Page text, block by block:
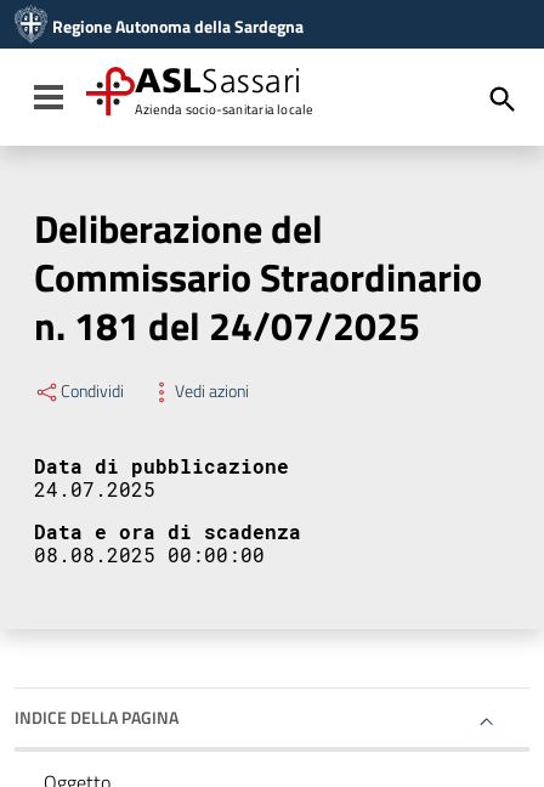
Vai al menu di navigazione
Vai al footer
Regione Autonoma della Sardegna
Toggle navigation
ASLSassari
Azienda socio-sanitaria locale
Deliberazione del
Commissario Straordinario
n. 181 del 24/07/2025
Condividi Vedi azioni
Data di pubblicazione
24.07.2025
Data e ora di scadenza
08.08.2025 00:00:00
INDICE DELLA PAGINA